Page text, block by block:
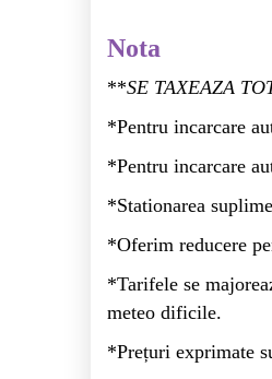
Nota
**SE TAXEAZA
*Pentru incarcare
*Pentru incarcare
*Stationarea
*Oferim reducere
*Tarifele se
meteo dificile.
*Prețuri exprimate